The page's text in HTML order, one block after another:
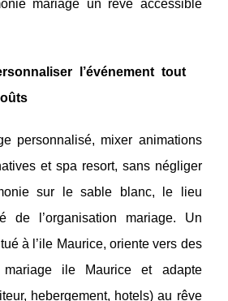
mariage un reve accessible
l’événement tout
personnalisé, mixer animations
et spa resort, sans négliger
sur le sable blanc, le lieu
de l’organisation mariage. Un
à l’ile Maurice, oriente vers des
mariage ile Maurice et adapte
hebergement, hotels) au rêve